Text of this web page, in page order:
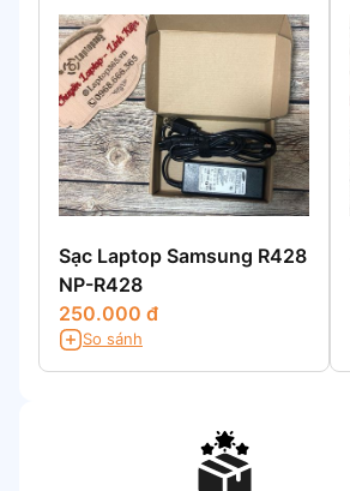
Sạc Laptop Samsung R428
NP-R428
250.000 đ
So sánh